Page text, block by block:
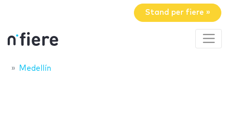
Stand per fiere »
Medellín